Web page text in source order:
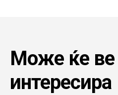
Може ќе ве
интересира